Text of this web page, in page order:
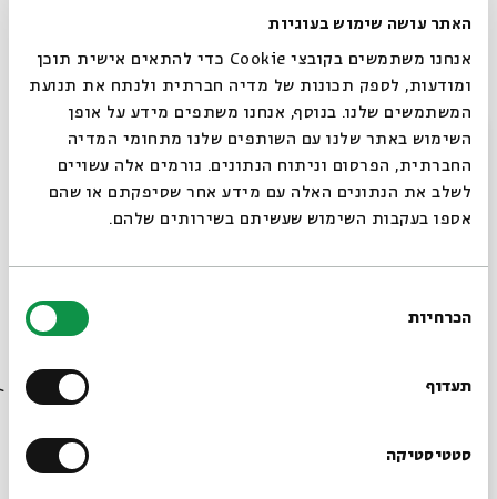
האתר עושה שימוש בעוגיות
אנחנו משתמשים בקובצי Cookie כדי להתאים אישית תוכן
ומודעות, לספק תכונות של מדיה חברתית ולנתח את תנועת
המשתמשים שלנו. בנוסף, אנחנו משתפים מידע על אופן
השימוש באתר שלנו עם השותפים שלנו מתחומי המדיה
החברתית, הפרסום וניתוח הנתונים. גורמים אלה עשויים
לשלב את הנתונים האלה עם מידע אחר שסיפקתם או שהם
אספו בעקבות השימוש שעשיתם בשירותים שלהם.
הסכמה
הכרחיות
תעדוף
סטטיסטיקה
והשתומם ואמר, ביידיש כמובן, "ווער טוט דער אזוי"? שפירושו:
מי זה עושה כך? ומכאן שם המאפה - ווערטוטן.
סגור